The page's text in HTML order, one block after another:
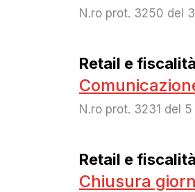
N.ro prot. 3250 del
Retail e fiscalità
N.ro prot. 3231 del
Retail e fiscalità
Chiusura